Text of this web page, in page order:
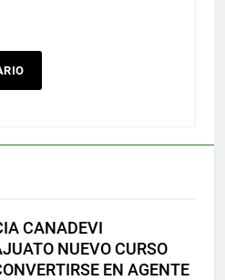
CANADEVI
NUEVO CURSO
EN AGENTE